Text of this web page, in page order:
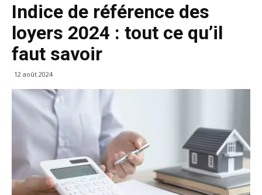
26
Indice de référence des
loyers 2024 : tout ce qu’il
faut savoir
12 août 2024